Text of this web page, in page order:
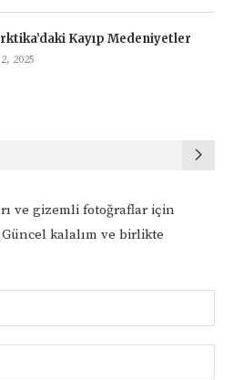
Kayıp Medeniyetler
2025
ve gizemli fotoğraflar için
kalalım ve birlikte